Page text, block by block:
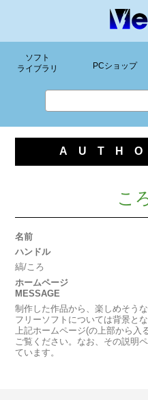
ソフト
ライブラリ
PCショップ
こ
名前
ハンドル
縞/ころ
ホームページ
MESSAGE
制作した作品から、楽しめそう
フリーソフトについては背景と
上記ホームページ(の上部から入
ご覧ください。なお、その説明
ています。